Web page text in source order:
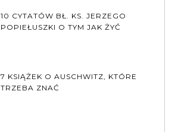
10 CYTATÓW BŁ. KS. JERZEGO
POPIEŁUSZKI O TYM JAK ŻYĆ
7 KSIĄŻEK O AUSCHWITZ, KTÓRE
TRZEBA ZNAĆ